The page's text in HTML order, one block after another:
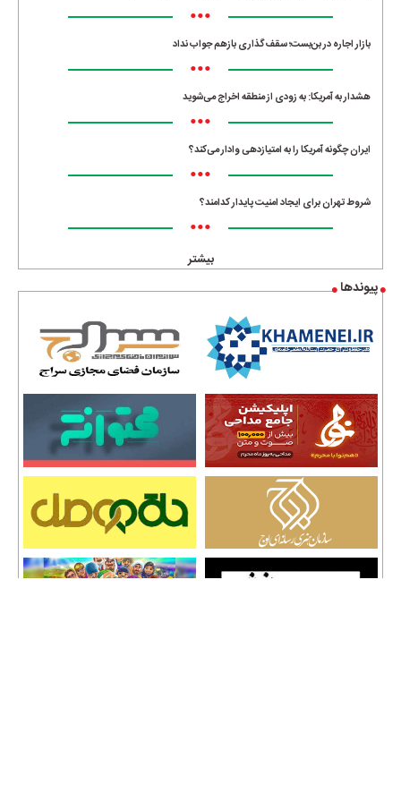
•••
بازار اجاره در بن‌بست؛ سقف‌گذاری بازهم جواب نداد
•••
هشدار به آمریکا: به زودی از منطقه اخراج می‌شوید
•••
ایران چگونه آمریکا را به امتیازدهی وادار می‌کند؟
•••
شروط تهران برای ایجاد امنیت پایدار کدامند؟
•••
بیشتر
پیوندها